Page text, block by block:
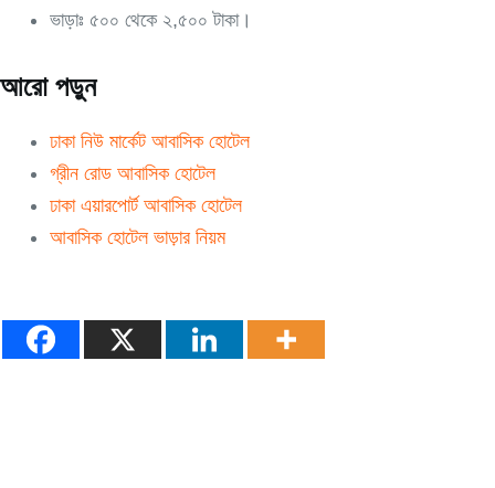
ভাড়াঃ ৫০০ থেকে ২,৫০০ টাকা।
আরো পড়ুন
ঢাকা নিউ মার্কেট আবাসিক হোটেল
গ্রীন রোড আবাসিক হোটেল
ঢাকা এয়ারপোর্ট আবাসিক হোটেল
আবাসিক হোটেল ভাড়ার নিয়ম